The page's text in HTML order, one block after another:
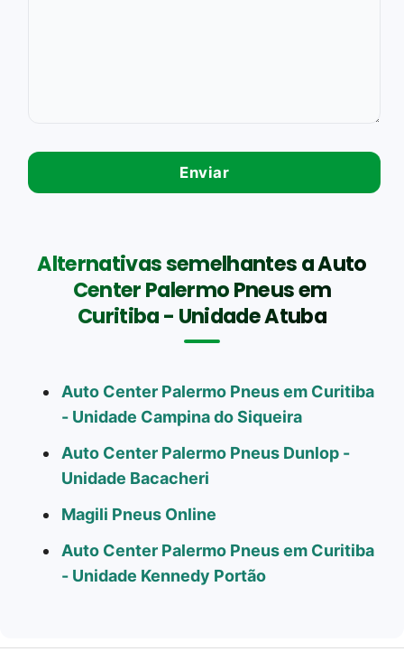
Alternativas semelhantes a Auto
Center Palermo Pneus em
Curitiba - Unidade Atuba
Auto Center Palermo Pneus em Curitiba
- Unidade Campina do Siqueira
Auto Center Palermo Pneus Dunlop -
Unidade Bacacheri
Magili Pneus Online
Auto Center Palermo Pneus em Curitiba
- Unidade Kennedy Portão